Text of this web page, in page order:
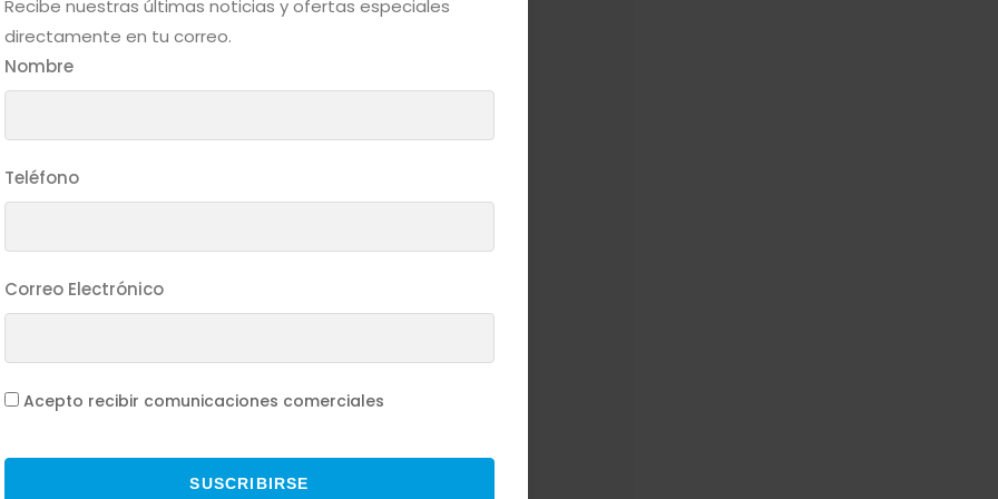
Recibe nuestras últimas noticias y ofertas especiales
directamente en tu correo.
Nombre
Teléfono
Correo Electrónico
Acepto recibir comunicaciones comerciales
SUSCRIBIRSE